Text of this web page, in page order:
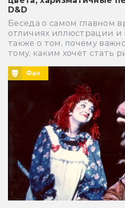
D&D
Беседа о самом главном
отличиях иллюстрации и
также о том, почему
тому, каким хочет стать
Фан